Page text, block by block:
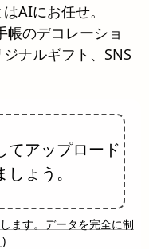
AIにお任せ。
帳のデコレーショ
ナルギフト、SNS
てアップロード
ょう。
ます。データを完全に制
)